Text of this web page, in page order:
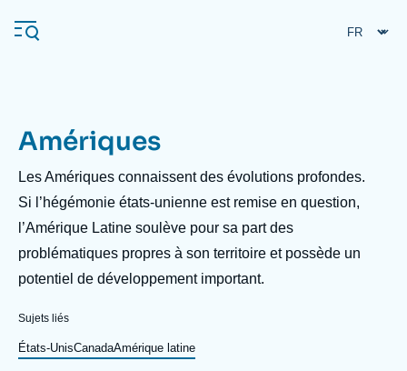
au
contenu
Navigation
principale
L'Ifri
Analyses
Événements
À propos de l'Ifri
L'Ifri en bref
Recherches fréquentes
Amériques
Description
Les Amériques connaissent des évolutions profondes.
Si l’hégémonie états-unienne est remise en question,
l’Amérique Latine soulève pour sa part des
problématiques propres à son territoire et possède un
potentiel de développement important.
Sujets liés
États-UnisCanadaAmérique latine